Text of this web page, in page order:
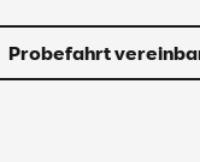
Probefahrt